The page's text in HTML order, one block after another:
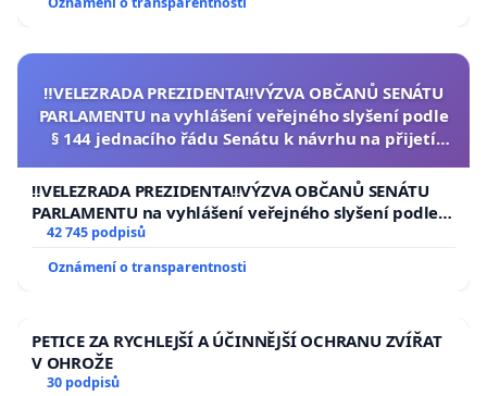
‼️VELEZRADA PREZIDENTA‼️VÝZVA OBČANŮ SENÁTU
PARLAMENTU na vyhlášení veřejného slyšení podle
§ 144 jednacího řádu Senátu k návrhu na přijetí
republiky
‼️VELEZRADA PREZIDENTA‼️VÝZVA OBČANŮ SENÁTU
PARLAMENTU na vyhlášení veřejného slyšení podle §
144 jednacího řádu Senátu k návrhu na přijetí
usnesení k podání ústavní žaloby na prezidenta
republiky
42 745 podpisů
Oznámení o transparentnosti
PETICE ZA RYCHLEJŠÍ A ÚČINNĚJŠÍ OCHRANU ZVÍŘAT
V OHROŽE
30 podpisů